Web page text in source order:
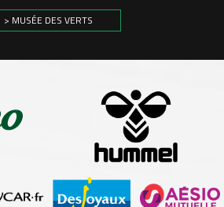
> MUSÉE DES VERTS